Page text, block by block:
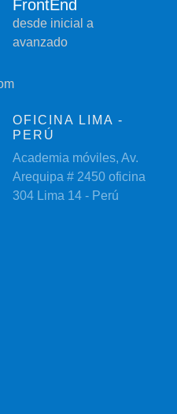
FrontEnd
desde inicial a
avanzado
OFICINA LIMA -
PERÚ
Academia móviles, Av.
Arequipa # 2450 oficina
304 Lima 14 - Perú